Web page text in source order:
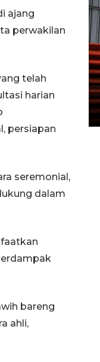
ajang
perwakilan
telah
harian
persiapan
seremonial,
dalam
bareng
ahli,